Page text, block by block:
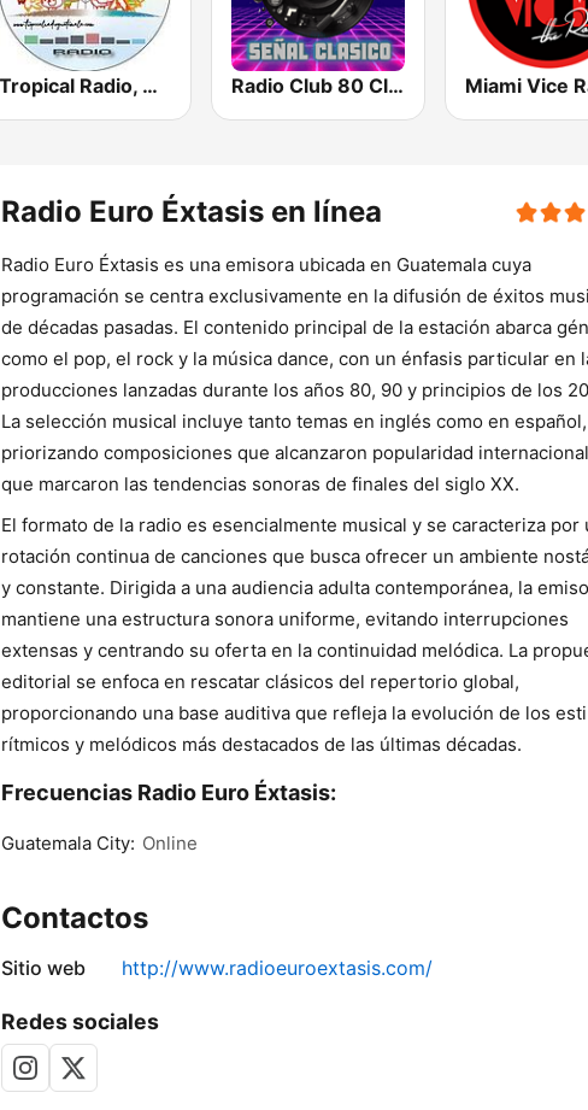
Tropical Radio, Guatemala Radio Club 80 Clasicos Miami Vice
Radio Euro Éxtasis en línea
Radio Euro Éxtasis es una emisora ubicada en Guatemala cuya
programación se centra exclusivamente en la difusión de éxitos
de décadas pasadas. El contenido principal de la estación abarca
como el pop, el rock y la música dance, con un énfasis particular en
producciones lanzadas durante los años 80, 90 y principios de los
La selección musical incluye tanto temas en inglés como en español,
priorizando composiciones que alcanzaron popularidad
que marcaron las tendencias sonoras de finales del siglo XX.
El formato de la radio es esencialmente musical y se caracteriza por
rotación continua de canciones que busca ofrecer un ambiente
y constante. Dirigida a una audiencia adulta contemporánea, la
mantiene una estructura sonora uniforme, evitando interrupciones
extensas y centrando su oferta en la continuidad melódica. La
editorial se enfoca en rescatar clásicos del repertorio global,
proporcionando una base auditiva que refleja la evolución de los
rítmicos y melódicos más destacados de las últimas décadas.
Frecuencias Radio Euro Éxtasis:
Guatemala City: Online
Contactos
Sitio web http://www.radioeuroextasis.com/
Redes sociales